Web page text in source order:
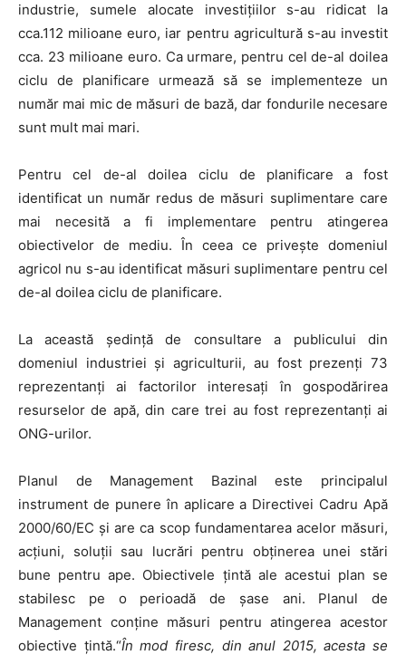
industrie, sumele alocate investiţiilor s-au ridicat la
cca.112 milioane euro, iar pentru agricultură s-au investit
cca. 23 milioane euro. Ca urmare, pentru cel de-al doilea
ciclu de planificare urmează să se implementeze un
număr mai mic de măsuri de bază, dar fondurile necesare
sunt mult mai mari.
Pentru cel de-al doilea ciclu de planificare a fost
identificat un număr redus de măsuri suplimentare care
mai necesită a fi implementare pentru atingerea
obiectivelor de mediu. În ceea ce priveşte domeniul
agricol nu s-au identificat măsuri suplimentare pentru cel
de-al doilea ciclu de planificare.
La această şedinţă de consultare a publicului din
domeniul industriei şi agriculturii, au fost prezenţi 73
reprezentanţi ai factorilor interesaţi în gospodărirea
resurselor de apă, din care trei au fost reprezentanţi ai
ONG-urilor.
Planul de Management Bazinal este principalul
instrument de punere în aplicare a Directivei Cadru Apă
2000/60/EC şi are ca scop fundamentarea acelor măsuri,
acţiuni, soluţii sau lucrări pentru obţinerea unei stări
bune pentru ape. Obiectivele ţintă ale acestui plan se
stabilesc pe o perioadă de șase ani. Planul de
Management conţine măsuri pentru atingerea acestor
obiective ţintă.“În mod firesc, din anul 2015, acesta se